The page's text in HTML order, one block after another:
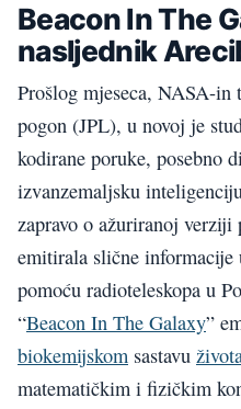
Beacon In The
nasljednik
Prošlog mjeseca, NASA-
pogon (JPL), u novoj je
kodirane poruke, posebno
izvanzemaljsku
zapravo o ažuriranoj verziji
emitirala slične informacije
pomoću radioteleskopa u
“Beacon In The Galaxy”
biokemijskom sastavu
matematičkim i fizičkim